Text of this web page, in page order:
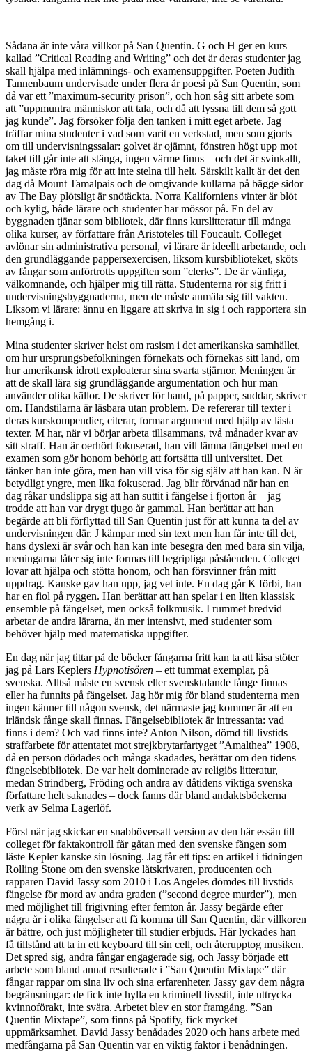
Sådana är inte våra villkor på San Quentin. G och H ger en kurs
kallad ”Critical Reading and Writing” och det är deras studenter jag
skall hjälpa med inlämnings- och examensuppgifter. Poeten Judith
Tannenbaum undervisade under flera år poesi på San Quentin, som
då var ett ”maximum-security prison”, och hon såg sitt arbete som
att ”uppmuntra människor att tala, och då att lyssna till dem så gott
jag kunde”. Jag försöker följa den tanken i mitt eget arbete. Jag
träffar mina studenter i vad som varit en verkstad, men som gjorts
om till undervisningssalar: golvet är ojämnt, fönstren högt upp mot
taket till går inte att stänga, ingen värme finns – och det är svinkallt,
jag måste röra mig för att inte stelna till helt. Särskilt kallt är det den
dag då Mount Tamalpais och de omgivande kullarna på bägge sidor
av The Bay plötsligt är snötäckta. Norra Kaliforniens vinter är blöt
och kylig, både lärare och studenter har mössor på. En del av
byggnaden tjänar som bibliotek, där finns kurslitteratur till många
olika kurser, av författare från Aristoteles till Foucault. Colleget
avlönar sin administrativa personal, vi lärare är ideellt arbetande, och
den grundläggande pappersexercisen, liksom kursbiblioteket, sköts
av fångar som anförtrotts uppgiften som ”clerks”. De är vänliga,
välkomnande, och hjälper mig till rätta. Studenterna rör sig fritt i
undervisningsbyggnaderna, men de måste anmäla sig till vakten.
Liksom vi lärare: ännu en liggare att skriva in sig i och rapportera sin
hemgång i.
Mina studenter skriver helst om rasism i det amerikanska samhället,
om hur ursprungsbefolkningen förnekats och förnekas sitt land, om
hur amerikansk idrott exploaterar sina svarta stjärnor. Meningen är
att de skall lära sig grundläggande argumentation och hur man
använder olika källor. De skriver för hand, på papper, suddar, skriver
om. Handstilarna är läsbara utan problem. De refererar till texter i
deras kurskompendier, citerar, formar argument med hjälp av lästa
texter. M har, när vi börjar arbeta tillsammans, två månader kvar av
sitt straff. Han är oerhört fokuserad, han vill lämna fängelset med en
examen som gör honom behörig att fortsätta till universitet. Det
tänker han inte göra, men han vill visa för sig själv att han kan. N är
betydligt yngre, men lika fokuserad. Jag blir förvånad när han en
dag råkar undslippa sig att han suttit i fängelse i fjorton år – jag
trodde att han var drygt tjugo år gammal. Han berättar att han
begärde att bli förflyttad till San Quentin just för att kunna ta del av
undervisningen där. J kämpar med sin text men han får inte till det,
hans dyslexi är svår och han kan inte besegra den med bara sin vilja,
meningarna låter sig inte formas till begripliga påståenden. Colleget
lovar att hjälpa och stötta honom, och han försvinner från mitt
uppdrag. Kanske gav han upp, jag vet inte. En dag går K förbi, han
har en fiol på ryggen. Han berättar att han spelar i en liten klassisk
ensemble på fängelset, men också folkmusik. I rummet bredvid
arbetar de andra lärarna, än mer intensivt, med studenter som
behöver hjälp med matematiska uppgifter.
En dag när jag tittar på de böcker fångarna fritt kan ta att läsa stöter
jag på Lars Keplers Hypnotisören – ett tummat exemplar, på
svenska. Alltså måste en svensk eller svensktalande fånge finnas
eller ha funnits på fängelset. Jag hör mig för bland studenterna men
ingen känner till någon svensk, det närmaste jag kommer är att en
irländsk fånge skall finnas. Fängelsebibliotek är intressanta: vad
finns i dem? Och vad finns inte? Anton Nilson, dömd till livstids
straffarbete för attentatet mot strejkbrytarfartyget ”Amalthea” 1908,
då en person dödades och många skadades, berättar om den tidens
fängelsebibliotek. De var helt dominerade av religiös litteratur,
medan Strindberg, Fröding och andra av dåtidens viktiga svenska
författare helt saknades – dock fanns där bland andaktsböckerna
verk av Selma Lagerlöf.
Först när jag skickar en snabböversatt version av den här essän till
colleget för faktakontroll får gåtan med den svenske fången som
läste Kepler kanske sin lösning. Jag får ett tips: en artikel i tidningen
Rolling Stone om den svenske låtskrivaren, producenten och
rapparen David Jassy som 2010 i Los Angeles dömdes till livstids
fängelse för mord av andra graden (”second degree murder”), men
med möjlighet till frigivning efter femton år. Jassy begärde efter
några år i olika fängelser att få komma till San Quentin, där villkoren
är bättre, och just möjligheter till studier erbjuds. Här lyckades han
få tillstånd att ta in ett keyboard till sin cell, och återupptog musiken.
Det spred sig, andra fångar engagerade sig, och Jassy började ett
arbete som bland annat resulterade i ”San Quentin Mixtape” där
fångar rappar om sina liv och sina erfarenheter. Jassy gav dem några
begränsningar: de fick inte hylla en kriminell livsstil, inte uttrycka
kvinnoförakt, inte svära. Arbetet blev en stor framgång. ”San
Quentin Mixtape”, som finns på Spotify, fick mycket
uppmärksamhet. David Jassy benådades 2020 och hans arbete med
medfångarna på San Quentin var en viktig faktor i benådningen.